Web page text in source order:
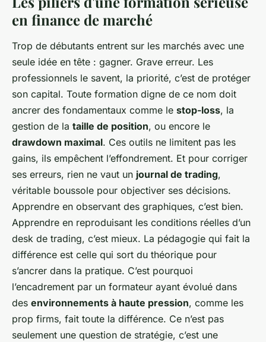
en finance de marché
Trop de débutants entrent sur les marchés avec une
seule idée en tête : gagner. Grave erreur. Les
professionnels le savent, la priorité, c’est de protéger
son capital. Toute formation digne de ce nom doit
ancrer des fondamentaux comme le stop-loss, la
gestion de la taille de position, ou encore le
drawdown maximal. Ces outils ne limitent pas les
gains, ils empêchent l’effondrement. Et pour corriger
ses erreurs, rien ne vaut un journal de trading,
véritable boussole pour objectiver ses décisions.
Apprendre en observant des graphiques, c’est bien.
Apprendre en reproduisant les conditions réelles d’un
desk de trading, c’est mieux. La pédagogie qui fait la
différence est celle qui sort du théorique pour
s’ancrer dans la pratique. C’est pourquoi
l’encadrement par un formateur ayant évolué dans
des environnements à haute pression, comme les
prop firms, fait toute la différence. Ce n’est pas
seulement une question de stratégie, c’est une